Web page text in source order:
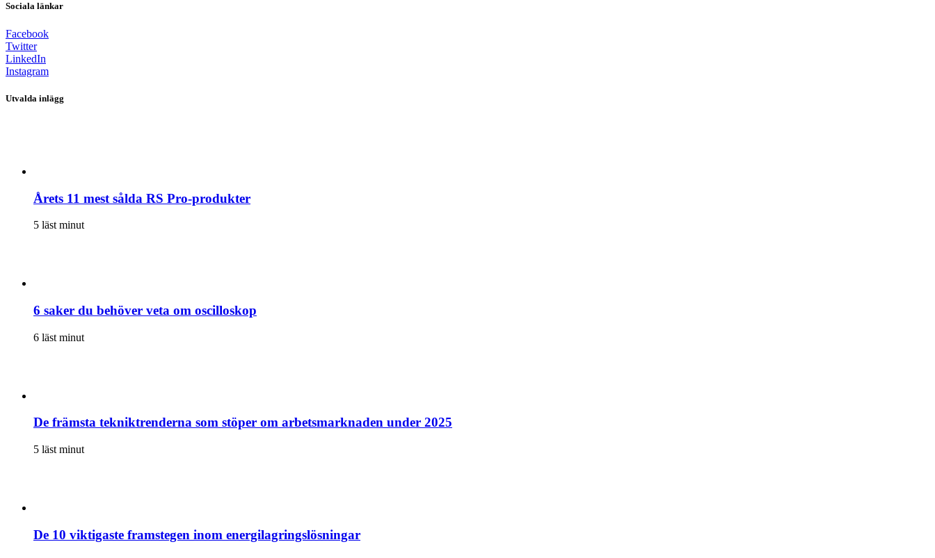
Sociala länkar
Facebook
Twitter
LinkedIn
Instagram
Utvalda inlägg
Årets 11 mest sålda RS Pro-produkter
5 läst minut
6 saker du behöver veta om oscilloskop
6 läst minut
De främsta tekniktrenderna som stöper om arbetsmarknaden under 2025
5 läst minut
De 10 viktigaste framstegen inom energilagringslösningar